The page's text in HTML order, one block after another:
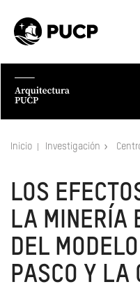
Inicio Investigación
LOS
LA MINERÍA
DEL
PASCO Y LA